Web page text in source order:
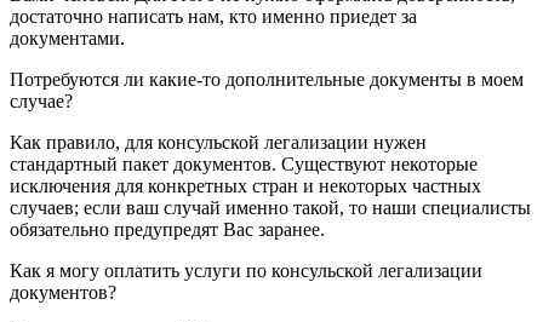
достаточно написать нам, кто именно приедет за
документами.
Потребуются ли какие-то дополнительные документы в моем
случае?
Как правило, для консульской легализации нужен
стандартный пакет документов. Существуют некоторые
исключения для конкретных стран и некоторых частных
случаев; если ваш случай именно такой, то наши специалисты
обязательно предупредят Вас заранее.
Как я могу оплатить услуги по консульской легализации
документов?